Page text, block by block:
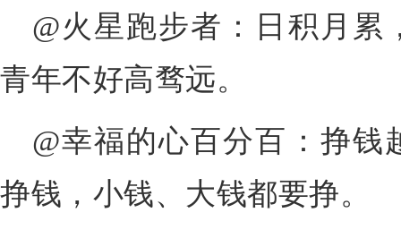
@火星跑步者：日积月累
青年不好高骛远。
@幸福的心百分百：挣钱
挣钱，小钱、大钱都要挣。